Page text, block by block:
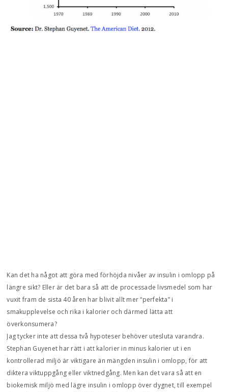
Kan det ha något att göra med förhöjda nivåer av insulin i omlopp på
längre sikt? Eller är det bara så att de processade livsmedel som har
vuxit fram de sista 40 åren har blivit allt mer “perfekta” i
smakupplevelse och rika i kalorier och därmed lätta att
överkonsumera?
Jag tycker inte att dessa två hypoteser behöver utesluta varandra.
Stephan Guyenet har rätt i att kalorier in minus kalorier ut i en
kontrollerad miljö är viktigare än mängden insulin i omlopp, för att
diktera viktuppgång eller viktnedgång. Men kan det vara så att en
biokemisk miljö med lägre insulin i omlopp över dygnet, till exempel